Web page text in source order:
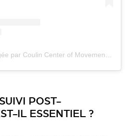
Une publication partagée par Coulin Center of Movement (@coulinmedical)
POST-
IL ESSENTIEL ?